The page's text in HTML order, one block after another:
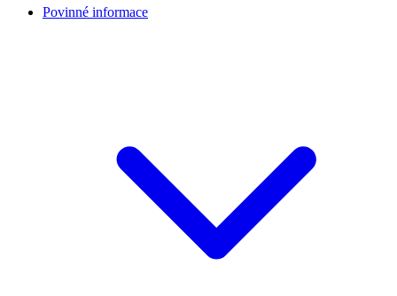
Povinné informace